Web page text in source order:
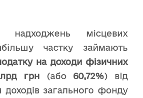
надходжень місцевих
частку займають
на доходи фізичних
грн (або60,72%) від
доходів загального фонду